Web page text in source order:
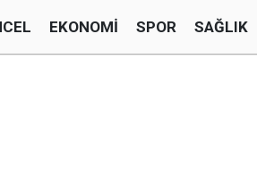
EKONOMI SPOR SAĞLIK